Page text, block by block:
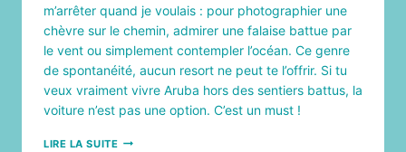
m’arrêter quand je voulais : pour photographier une
chèvre sur le chemin, admirer une falaise battue par
le vent ou simplement contempler l’océan. Ce genre
de spontanéité, aucun resort ne peut te l’offrir. Si tu
veux vraiment vivre Aruba hors des sentiers battus, la
voiture n’est pas une option. C’est un must !
LIRE LA SUITEROAD